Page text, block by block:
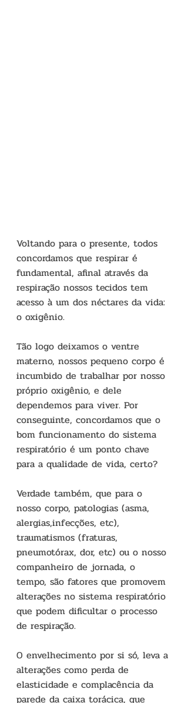
Voltando para o presente, todos
concordamos que respirar é
fundamental, afinal através da
respiração nossos tecidos tem
acesso à um dos néctares da vida:
o oxigênio.
Tão logo deixamos o ventre
materno, nossos pequeno corpo é
incumbido de trabalhar por nosso
próprio oxigênio, e dele
dependemos para viver. Por
conseguinte, concordamos que o
bom funcionamento do sistema
respiratório é um ponto chave
para a qualidade de vida, certo?
Verdade também, que para o
nosso corpo, patologias (asma,
alergias,infecções, etc),
traumatismos (fraturas,
pneumotórax, dor, etc) ou o nosso
companheiro de jornada, o
tempo, são fatores que promovem
alterações no sistema respiratório
que podem dificultar o processo
de respiração.
O envelhecimento por si só, leva a
alterações como perda de
elasticidade e complacência da
parede da caixa torácica, que